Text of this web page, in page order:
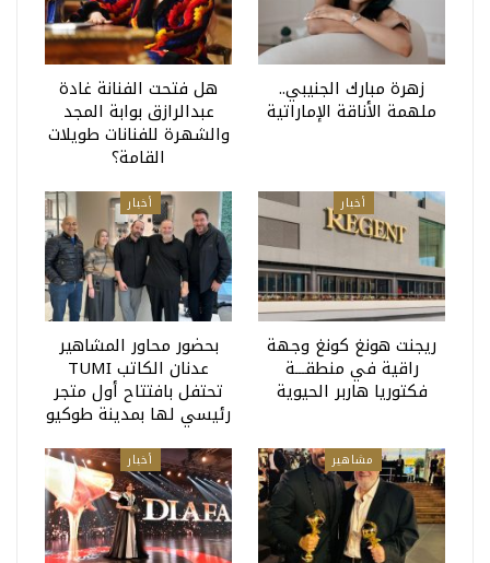
زهرة مبارك الجنيبي..
ملهمة الأناقة الإماراتية
هل فتحت الفنانة غادة
عبدالرازق بوابة المجد
والشهرة للفنانات طويلات
القامة؟
أخبار
ريجنت هونغ كونغ وجهة
راقية في منطقـــة
فكتوريا هاربر الحيوية
أخبار
بحضور محاور المشاهير
عدنان الكاتب TUMI
تحتفل بافتتاح أول متجر
رئيسي لها بمدينة طوكيو
مشاهير أخبار